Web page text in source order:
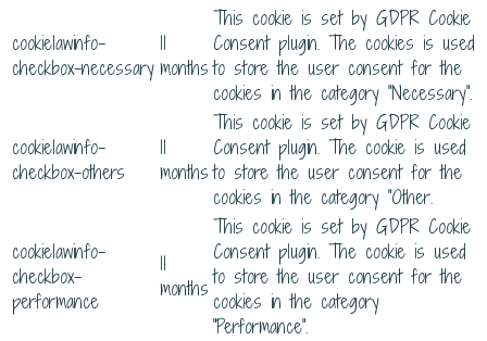
cookielawinfo-
checkbox-necessary
11
months
This cookie is set by GDPR Cookie
Consent plugin. The cookies is used
to store the user consent for the
cookies in the category "Necessary".
cookielawinfo-
checkbox-others
11
months
This cookie is set by GDPR Cookie
Consent plugin. The cookie is used
to store the user consent for the
cookies in the category "Other.
cookielawinfo-
checkbox-
performance
11
months
This cookie is set by GDPR Cookie
Consent plugin. The cookie is used
to store the user consent for the
cookies in the category
"Performance".